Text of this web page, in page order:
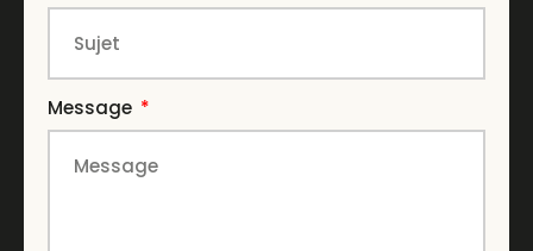
Message